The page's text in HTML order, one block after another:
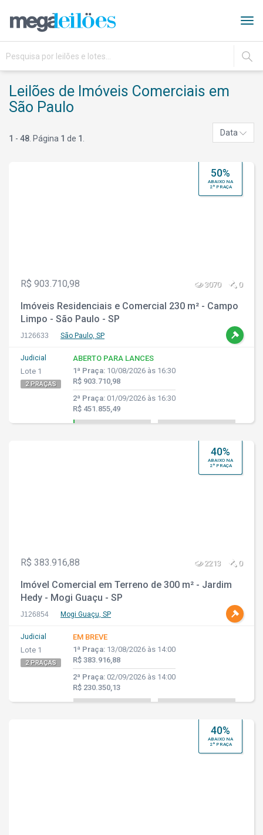
IR
Leilões de Imóveis Comerciais em
São Paulo
1 - 48 . Página 1 de 1
Data
50%
ABAIXO NA
2ª PRAÇA
R$ 903.710,98 3070 0
Imóveis Residenciais e Comercial 230 m² - Campo
Limpo - São Paulo - SP
J126633 São Paulo, SP
Judicial
Lote 1
2 PRAÇAS
ABERTO PARA LANCES
1ª Praça: 10/08/2026 às 16:30
R$ 903.710,98
2ª Praça: 01/09/2026 às 16:30
R$ 451.855,49
40%
ABAIXO NA
2ª PRAÇA
R$ 383.916,88 2213 0
Imóvel Comercial em Terreno de 300 m² - Jardim
Hedy - Mogi Guaçu - SP
J126854 Mogi Guaçu, SP
Judicial
Lote 1
2 PRAÇAS
EM BREVE
1ª Praça: 13/08/2026 às 14:00
R$ 383.916,88
2ª Praça: 02/09/2026 às 14:00
R$ 230.350,13
40%
ABAIXO NA
2ª PRAÇA